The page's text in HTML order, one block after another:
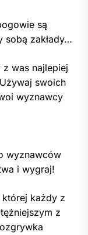
są
sobą zakłady…
was najlepiej
swoich
wyznawcy
wyznawców
i wygraj!
każdy z
z